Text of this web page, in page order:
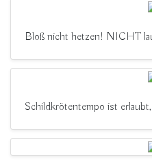
Bloß nicht hetzen! NICHT
Schildkrötentempo ist